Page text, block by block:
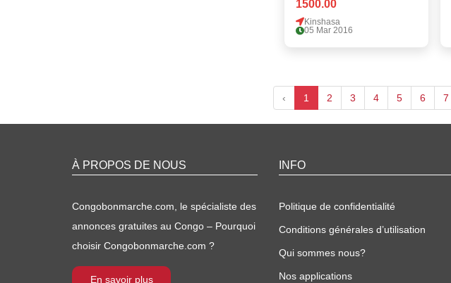
1500.00
Kinshasa
05 Mar 2016
‹ 1 2 3 4 5 6 7
À PROPOS DE NOUS
Congobonmarche.com, le spécialiste des
annonces gratuites au Congo – Pourquoi
choisir Congobonmarche.com ?
En savoir plus
INFO
Politique de confidentialité
Conditions générales d’utilisation
Qui sommes nous?
Nos applications